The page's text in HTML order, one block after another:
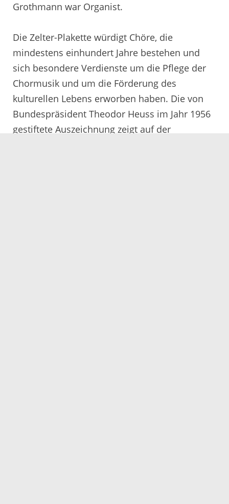
Grothmann war Organist.
Die Zelter-Plakette würdigt Chöre, die
mindestens einhundert Jahre bestehen und
sich besondere Verdienste um die Pflege der
Chormusik und um die Förderung des
kulturellen Lebens erworben haben. Die von
Bundespräsident Theodor Heuss im Jahr 1956
gestiftete Auszeichnung zeigt auf der